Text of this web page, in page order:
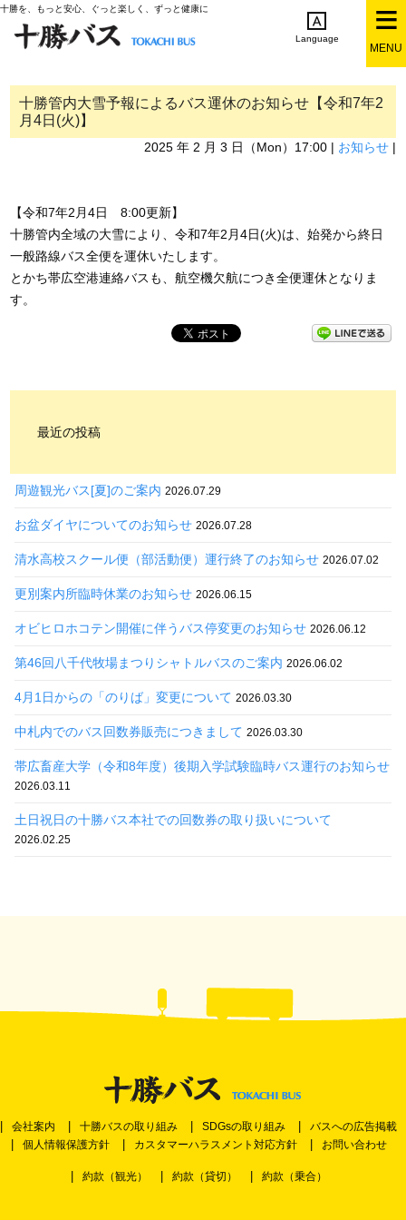
十勝を、もっと安心、ぐっと楽しく、ずっと健康に
Language
한국어
MENU
十勝管内大雪予報によるバス運休のお知らせ【令和7年2
月4日(火)】
2025 年 2 月 3 日（Mon）17:00 | お知らせ|
【令和7年2月4日 8:00更新】
十勝管内全域の大雪により、令和7年2月4日(火)は、始発から終日
一般路線バス全便を運休いたします。
とかち帯広空港連絡バスも、航空機欠航につき全便運休となりま
す。
最近の投稿
周遊観光バス[夏]のご案内 2026.07.29
お盆ダイヤについてのお知らせ 2026.07.28
清水高校スクール便（部活動便）運行終了のお知らせ 2026.07.02
更別案内所臨時休業のお知らせ 2026.06.15
オビヒロホコテン開催に伴うバス停変更のお知らせ 2026.06.12
第46回八千代牧場まつりシャトルバスのご案内 2026.06.02
4月1日からの「のりば」変更について 2026.03.30
中札内でのバス回数券販売につきまして 2026.03.30
帯広畜産大学（令和8年度）後期入学試験臨時バス運行のお知らせ
2026.03.11
土日祝日の十勝バス本社での回数券の取り扱いについて
2026.02.25
会社案内 十勝バスの取り組み SDGsの取り組み
バスへの広告掲載
個人情報保護方針
カスタマーハラスメント対応方針 お問い合わせ
約款（観光） 約款（貸切） 約款（乗合）